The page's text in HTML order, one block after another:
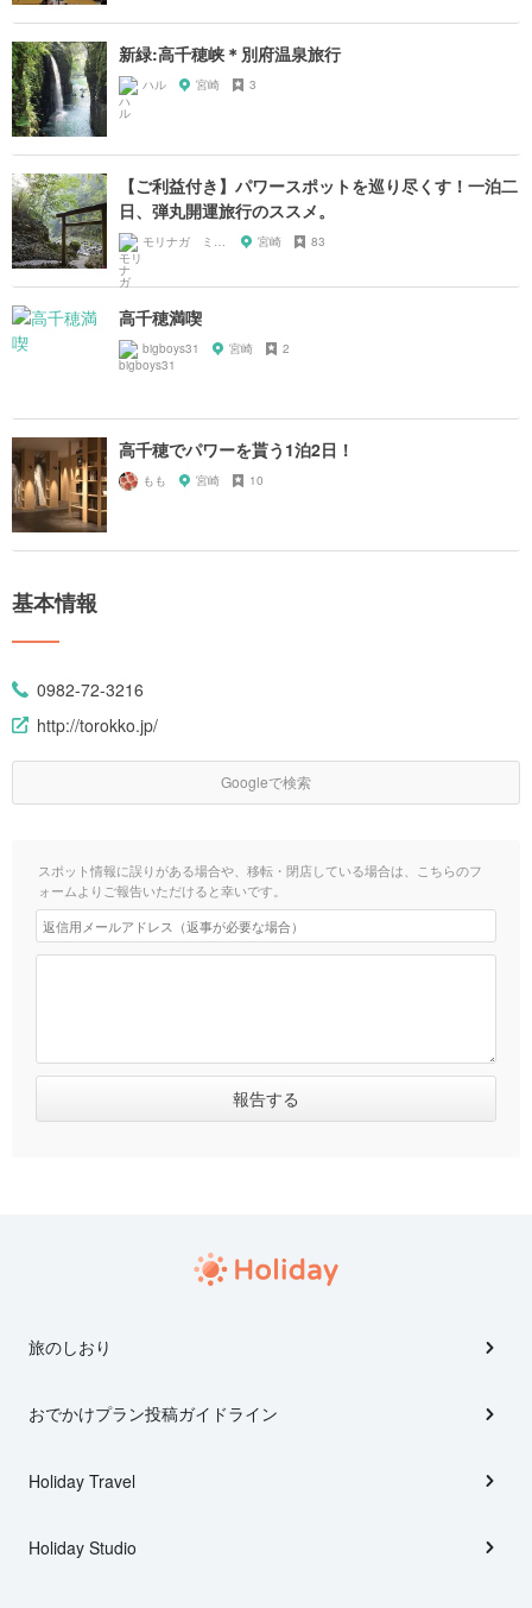
新緑:高千穂峡＊別府温泉旅行
ハル 宮崎 3
【ご利益付き】パワースポットを巡り尽くす！一泊二
日、弾丸開運旅行のススメ。
宮崎 83
高千穂満喫
bigboys31 宮崎 2
高千穂でパワーを貰う1泊2日！
もも 宮崎 10
基本情報
0982-72-3216
http://torokko.jp/
Googleで検索
スポット情報に誤りがある場合や、移転・閉店している場合は、こちらのフ
ォームよりご報告いただけると幸いです。
旅のしおり
おでかけプラン投稿ガイドライン
Holiday Travel
Holiday Studio